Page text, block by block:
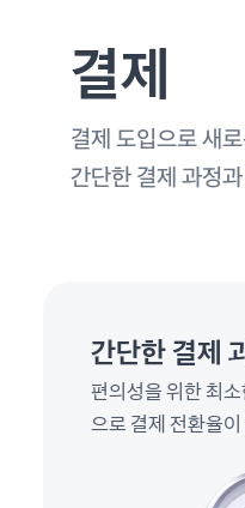
결제
결제 도입으로 새
간단한 결제 과정
간단한 결제
편의성을 위한 최
으로 결제 전환율